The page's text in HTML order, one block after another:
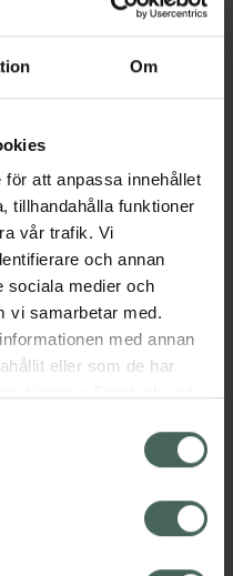
Om
att anpassa innehållet
tillhandahålla funktioner
vår trafik. Vi
och annan
sociala medier och
vi samarbetar med.
med annan
eller som de har
samtycke påverkar inte
skett innan återkallelsen.
Dölj
innan
Visa